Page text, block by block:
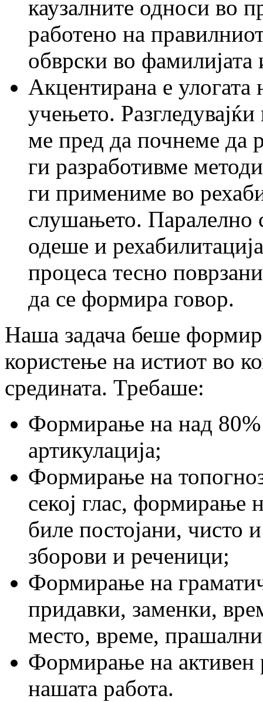
каузалните односи во
работено на
обврски во фамилијата
Акцентирана е улогата
учењето.
ме пред да почнеме да
ги разработивме
ги примениме во
слушањето. Паралелно
одеше и
процеса тесно
да се формира говор.
Наша задача беше
користење на истиот во
средината. Требаше:
Формирање на над 80%
артикулација;
Формирање на
секој глас, формирање
биле постојани, чисто
зборови и реченици;
Формирање на
придавки, заменки,
место, време,
Формирање на активен
нашата работа.